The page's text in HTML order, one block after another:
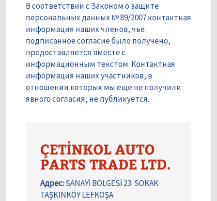
В соответствии с Законом о защите
персональных данных № 89/2007 контактная
информация наших членов, чье
подписанное согласие было получено,
предоставляется вместе с
информационным текстом. Контактная
информация наших участников, в
отношении которых мы еще не получили
явного согласия, не публикуется.
ÇETİNKOL AUTO
PARTS TRADE LTD.
Адрес:SANAYİ BÖLGESİ 23. SOKAK
TAŞKINKÖY LEFKOŞA